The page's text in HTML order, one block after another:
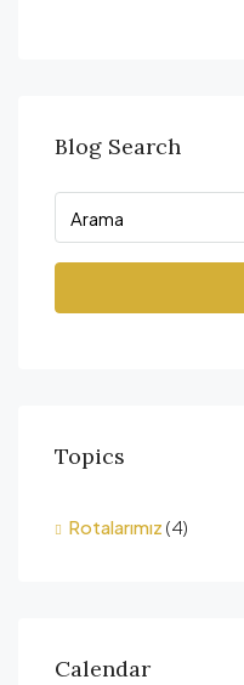
Blog Search
Topics
Rotalarımız (4)
Calendar